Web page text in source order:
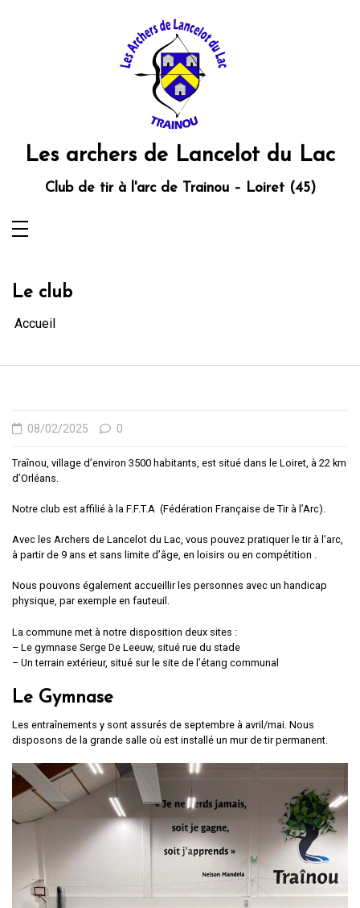
Les archers de Lancelot du Lac
Club de tir à l'arc de Trainou – Loiret (45)
Le club
Accueil
08/02/2025 0
Traînou, village d’environ 3500 habitants, est situé dans le Loiret, à 22 km
d’Orléans.
Notre club est affilié à la F.F.T.A (Fédération Française de Tir à l’Arc).
Avec les Archers de Lancelot du Lac, vous pouvez pratiquer le tir à l’arc,
à partir de 9 ans et sans limite d’âge, en loisirs ou en compétition .
Nous pouvons également accueillir les personnes avec un handicap
physique, par exemple en fauteuil.
La commune met à notre disposition deux sites :
– Le gymnase Serge De Leeuw, situé rue du stade
– Un terrain extérieur, situé sur le site de l’étang communal
Le Gymnase
Les entraînements y sont assurés de septembre à avril/mai. Nous
disposons de la grande salle où est installé un mur de tir permanent.